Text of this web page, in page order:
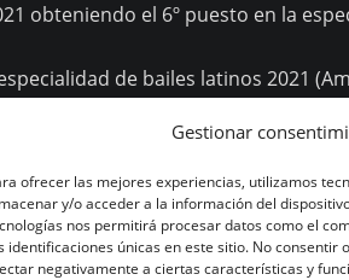
Gestionar
ofrecer las mejores experiencias, utilizamos
y/o acceder a la información del
nos permitirá procesar datos como el
identificaciones únicas en este sitio. No consentir
negativamente a ciertas características y
obteniendo el 6º puesto en la
de bailes latinos 2021
la especialidad de bailes latinos en
de competición para centrar
este arte a las nuevas